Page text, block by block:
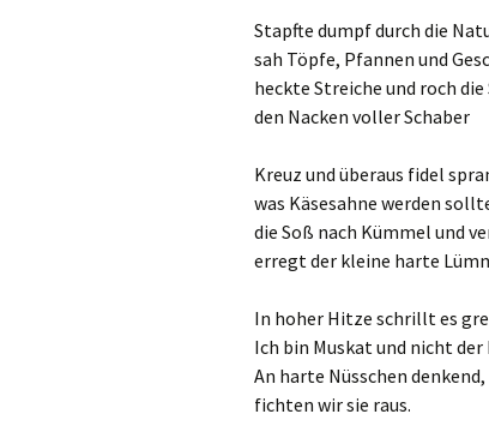
Stapfte dumpf durch die
sah Töpfe, Pfannen und
heckte Streiche und roch die
den Nacken voller Schaber
Kreuz und überaus fidel
was Käsesahne werden
die Soß nach Kümmel und
erregt der kleine harte
In hoher Hitze schrillt es
Ich bin Muskat und nicht
An harte Nüsschen
fichten wir sie raus.